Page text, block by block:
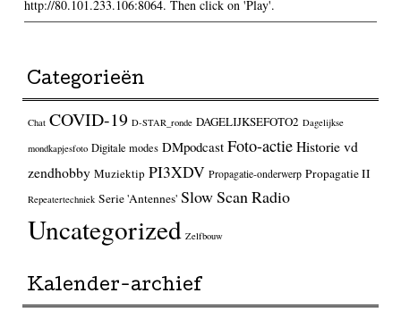
http://80.101.233.106:8064. Then click on 'Play'.
Categorieën
Chat COVID-19 D-STAR_ronde DAGELIJKSEFOTO2 Dagelijkse
mondkapjesfoto Digitale modes DMpodcast Foto-actieHistorie vd
zendhobby Muziektip PI3XDV Propagatie-onderwerp Propagatie II
Repeatertechniek Serie 'Antennes' Slow Scan Radio
Uncategorized Zelfbouw
Kalender-archief